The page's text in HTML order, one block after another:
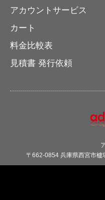
アカウントサービス
カート
料金比較表
見積書 発行依頼
〒662-0854 兵庫県西宮市櫨